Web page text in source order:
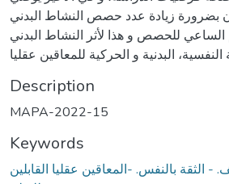
بضرورة زيادة عدد حصص النشاط البدني
الساعي للحصص و هذا لأثر النشاط البدني
البدنية و الحركية للمعاقين عقليا
Description
MAPA-2022-15
Keywords
- الثقة بالنفس. -المعاقين عقليا القابلين